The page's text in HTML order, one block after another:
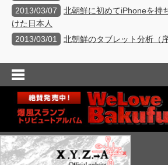
2013/03/07
北朝鮮に初めてiPhoneを持
けた日本人
2013/03/01
北朝鮮のタブレット分析（序